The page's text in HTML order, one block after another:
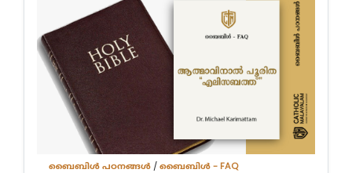
ബൈബിള്‍ പഠനങ്ങള്‍ /ബൈബിൾ - FAQ